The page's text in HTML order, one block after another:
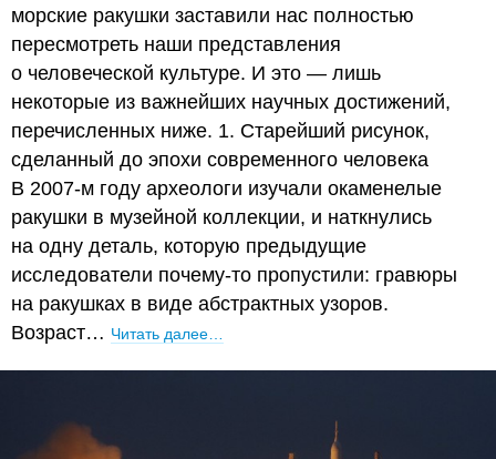
морские ракушки заставили нас полностью
пересмотреть наши представления
о человеческой культуре. И это — лишь
некоторые из важнейших научных достижений,
перечисленных ниже. 1. Старейший рисунок,
сделанный до эпохи современного человека
В 2007-м году археологи изучали окаменелые
ракушки в музейной коллекции, и наткнулись
на одну деталь, которую предыдущие
исследователи почему-то пропустили: гравюры
на ракушках в виде абстрактных узоров.
Возраст… Читать далее…